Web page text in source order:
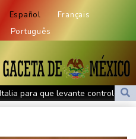
Español
Français
Português
para que levante controles